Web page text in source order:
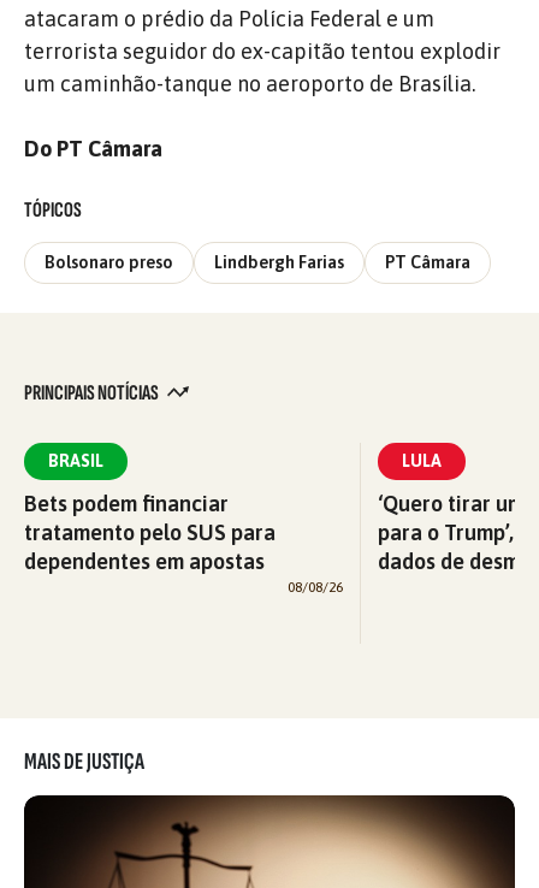
atacaram o prédio da Polícia Federal e um
terrorista seguidor do ex-capitão tentou explodir
um caminhão-tanque no aeroporto de Brasília.
Do PT Câmara
TÓPICOS
Bolsonaro preso Lindbergh Farias PT Câmara
PRINCIPAIS NOTÍCIAS
BRASIL
Bets podem financiar
tratamento pelo SUS para
dependentes em apostas
08/08/26
LULA
‘Quero tirar
para o Trump’,
dados de
MAIS DE JUSTIÇA